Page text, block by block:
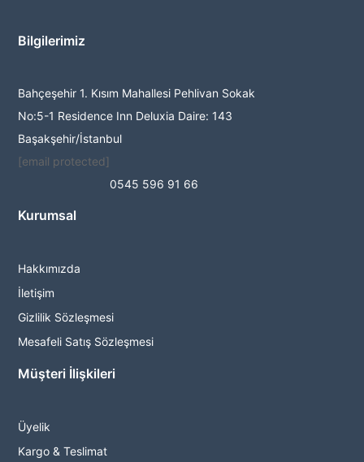
Bilgilerimiz
Bahçeşehir 1. Kısım Mahallesi Pehlivan Sokak
No:5-1 Residence Inn Deluxia Daire: 143
Başakşehir/İstanbul
[email protected]
0545 596 91 66
Kurumsal
Hakkımızda
İletişim
Gizlilik Sözleşmesi
Mesafeli Satış Sözleşmesi
Müşteri İlişkileri
Üyelik
Kargo & Teslimat